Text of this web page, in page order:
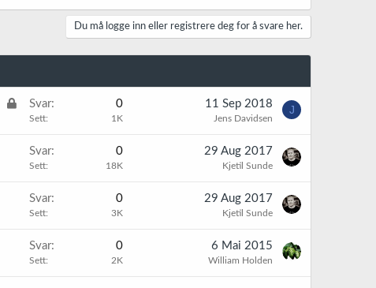
Du må logge inn eller registrere deg for å svare her.
L
Svar 0
Sett 1K
11 Sep 2018
Jens Davidsen
J
Svar 0
Sett 18K
29 Aug 2017
Kjetil Sunde
Svar 0
Sett 3K
29 Aug 2017
Kjetil Sunde
Svar 0
Sett 2K
6 Mai 2015
William Holden